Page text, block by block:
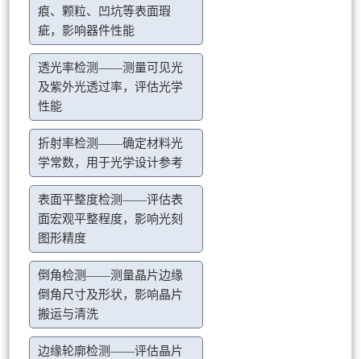
痕、颗粒、凹坑等表面瑕
疵，影响器件性能
透光率检测——测量可见光
及紫外光透过率，评估光学
性能
折射率检测——确定材料光
学常数，用于光学设计参考
表面平整度检测——评估表
面宏观平整程度，影响光刻
图形精度
倒角检测——测量晶片边缘
倒角尺寸及形状，影响晶片
搬运与清洗
边缘轮廓检测——评估晶片